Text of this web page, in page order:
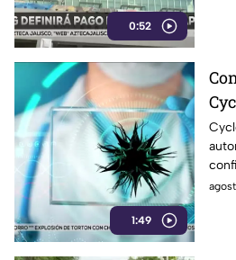
0:52
1:49